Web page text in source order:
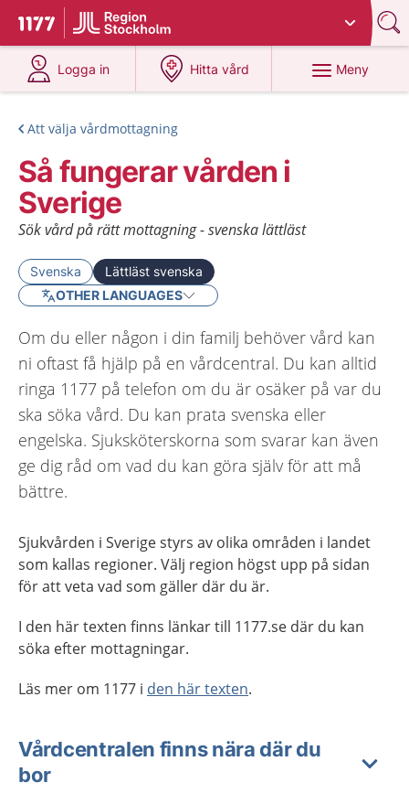
Till startsidan för 1177
Du har valt region
Logga in
på 1177.se
Hitta vård
på 1177.se
Meny
Att välja vårdmottagning
Så fungerar vården i
Sverige
Sök vård på rätt mottagning - svenska lättläst
Svenska
Lättläst svenska
OTHER LANGUAGES
Om du eller någon i din familj behöver vård kan
ni oftast få hjälp på en vårdcentral. Du kan alltid
ringa 1177 på telefon om du är osäker på var du
ska söka vård. Du kan prata svenska eller
engelska. Sjuksköterskorna som svarar kan även
ge dig råd om vad du kan göra själv för att må
bättre.
Sjukvården i Sverige styrs av olika områden i landet
som kallas regioner. Välj region högst upp på sidan
för att veta vad som gäller där du är.
I den här texten finns länkar till 1177.se där du kan
söka efter mottagningar.
Läs mer om 1177 i den här texten.
Vårdcentralen finns nära där du
bor